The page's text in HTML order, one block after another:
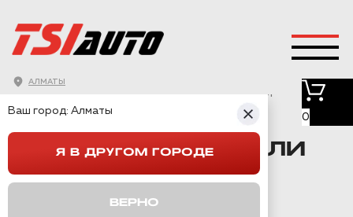
АЛМАТЫ
0
ШУМОПОГЛОТИТЕЛИ
ШУМОПОГЛОТИТЕЛИ
ДЛЯ АВТО
Ваш город: Алматы
Я В ДРУГОМ ГОРОДЕ
ВЕРНО